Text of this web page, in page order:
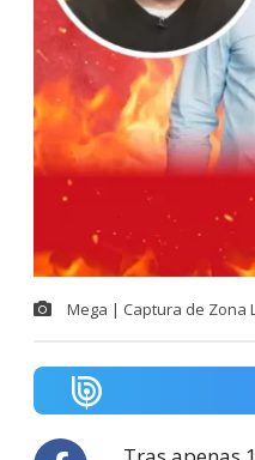
Mega | Captura de Zona